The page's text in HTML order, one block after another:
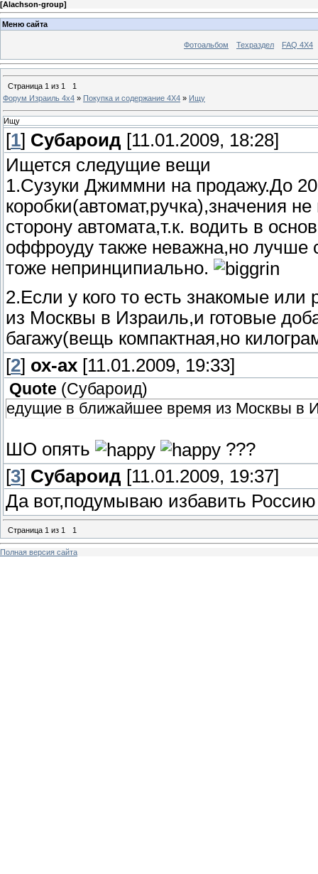
[Alachson-group]
Меню сайта
Фотоальбом Техраздел FAQ 4X4
Страница 1 из 1
1
Форум Израиль 4х4 » Покупка и содержание 4Х4 » Ищу
Ищу
[1] Субароид [11.01.2009, 18:28]
Ищется следущие вещи
1.Сузуки Джиммни на продажу.До
коробки(автомат,ручка),значения
сторону автомата,т.к. водить в
оффроуду также неважна,но лучше
тоже непринципиально.
2.Если у кого то есть знакомые
из Москвы в Израиль,и готовые
багажу(вещь компактная,но
[2] ох-ах [11.01.2009, 19:33]
Quote (Субароид)
едущие в ближайшее время из Москвы в
ШО опять
???
[3] Субароид [11.01.2009, 19:37]
Да вот,подумываю избавить
Страница 1 из 1 1
Полная версия сайта